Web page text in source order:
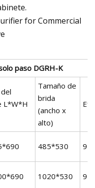
paso DGRH-K
L*W*H
Tamaño de
brida
(ancho x
alto)
485*530
1020*530